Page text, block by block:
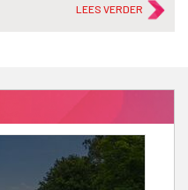
LEES VERDER